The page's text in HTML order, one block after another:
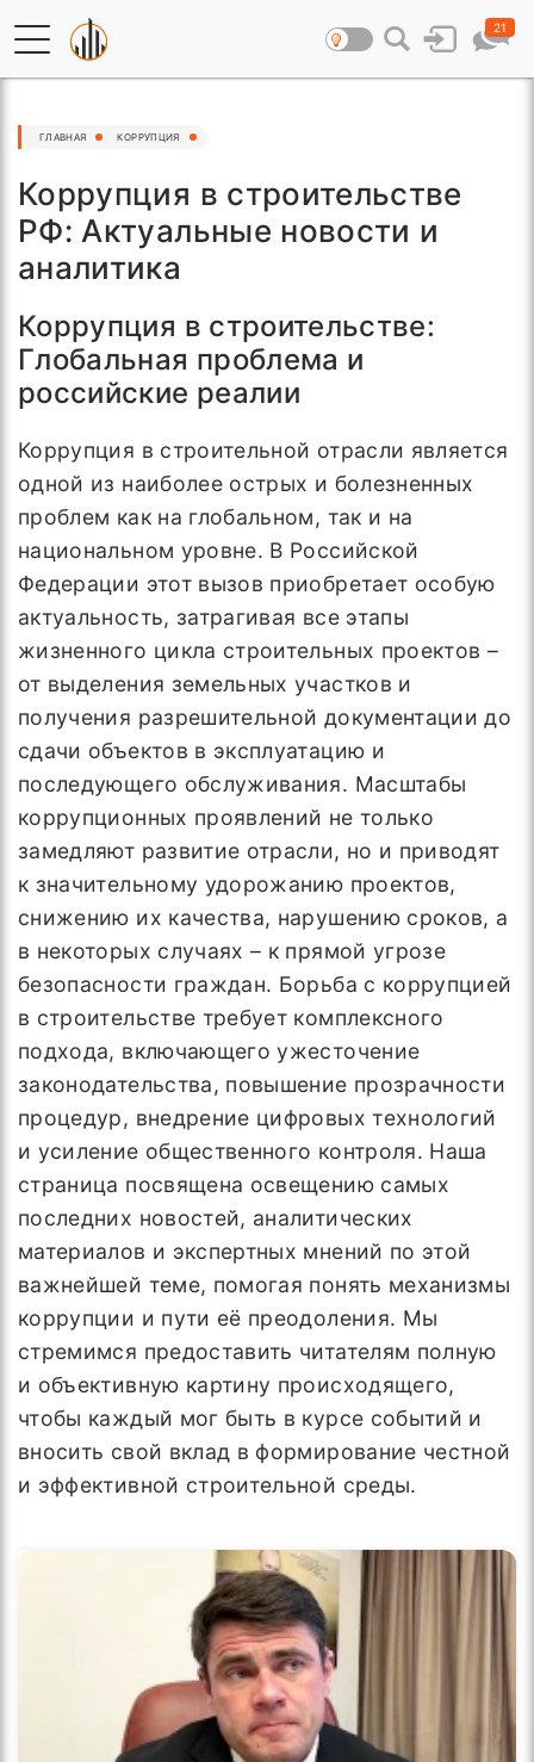
21
ГЛАВНАЯ КОРРУ́ПЦИЯ
Коррупция в строительстве
РФ: Актуальные новости и
аналитика
Коррупция в строительстве:
Глобальная проблема и
российские реалии
Коррупция в строительной отрасли является
одной из наиболее острых и болезненных
проблем как на глобальном, так и на
национальном уровне. В Российской
Федерации этот вызов приобретает особую
актуальность, затрагивая все этапы
жизненного цикла строительных проектов –
от выделения земельных участков и
получения разрешительной документации до
сдачи объектов в эксплуатацию и
последующего обслуживания. Масштабы
коррупционных проявлений не только
замедляют развитие отрасли, но и приводят
к значительному удорожанию проектов,
снижению их качества, нарушению сроков, а
в некоторых случаях – к прямой угрозе
безопасности граждан. Борьба с коррупцией
в строительстве требует комплексного
подхода, включающего ужесточение
законодательства, повышение прозрачности
процедур, внедрение цифровых технологий
и усиление общественного контроля. Наша
страница посвящена освещению самых
последних новостей, аналитических
материалов и экспертных мнений по этой
важнейшей теме, помогая понять механизмы
коррупции и пути её преодоления. Мы
стремимся предоставить читателям полную
и объективную картину происходящего,
чтобы каждый мог быть в курсе событий и
вносить свой вклад в формирование честной
и эффективной строительной среды.